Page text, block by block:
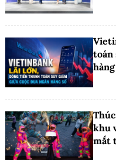
toán
khu
mắt